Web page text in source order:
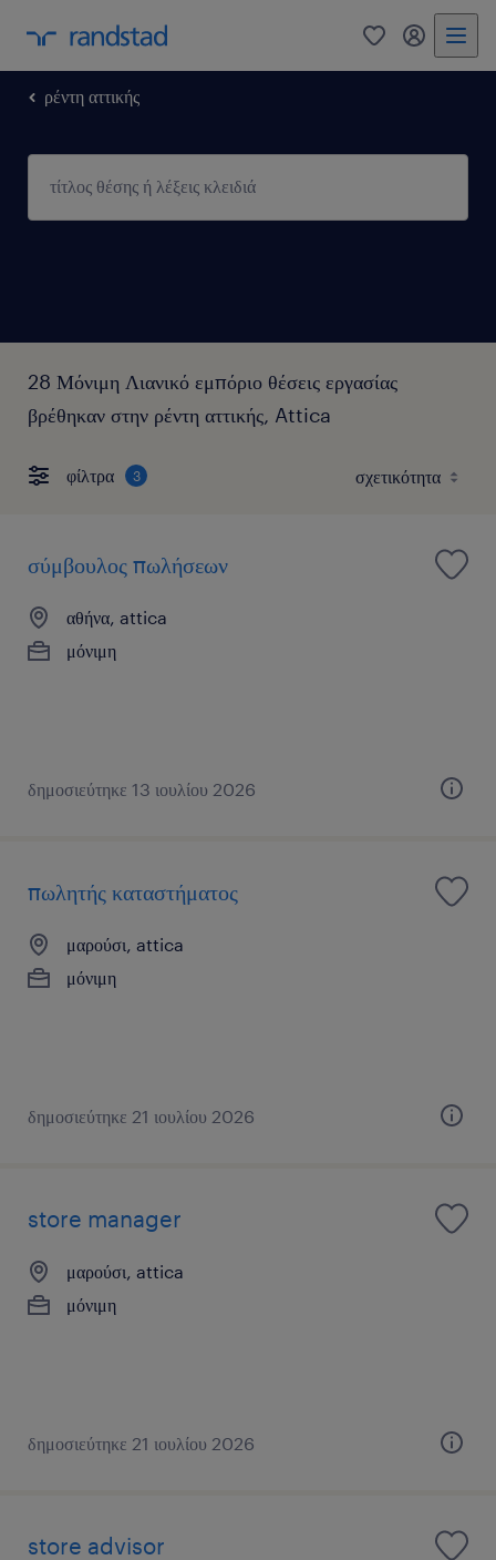
0 my
ρέντη αττικής
28 Μόνιμη Λιανικό εμπόριο θέσεις εργασίας
βρέθηκαν στην ρέντη αττικής, Attica
φίλτρα 3
σύμβουλος πωλήσεων
αθήνα, attica
μόνιμη
δημοσιεύτηκε 13 ιουλίου 2026
πωλητής καταστήματος
μαρούσι, attica
μόνιμη
δημοσιεύτηκε 21 ιουλίου 2026
store manager
μαρούσι, attica
μόνιμη
δημοσιεύτηκε 21 ιουλίου 2026
store advisor